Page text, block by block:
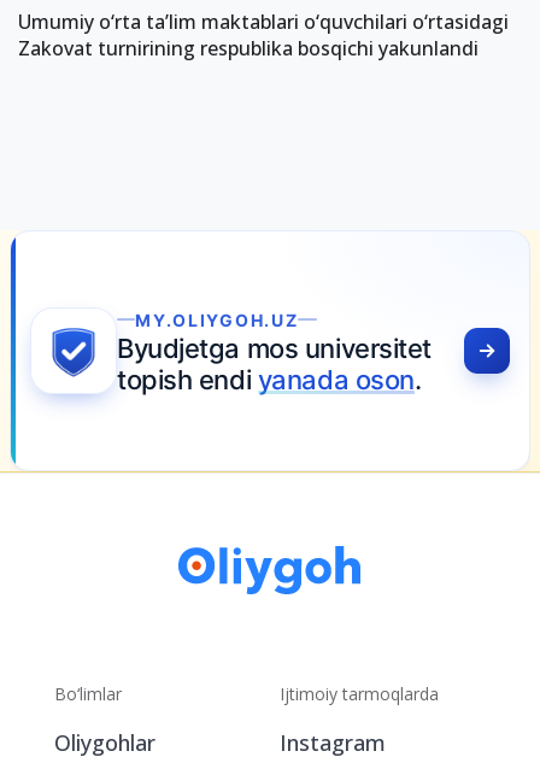
Umumiy o‘rta ta’lim maktablari o‘quvchilari o‘rtasidagi
Zakovat turnirining respublika bosqichi yakunlandi
MY.OLIYGOH.UZ
Byudjetga mos universitet
topish endi yanada oson.
Bo‘limlar
Oliygohlar
Ijtimoiy tarmoqlarda
Instagram